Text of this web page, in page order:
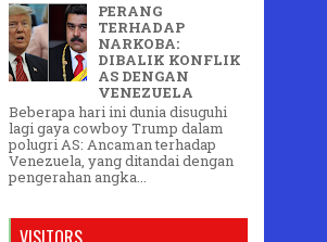
PERANG
TERHADAP
NARKOBA:
DIBALIK KONFLIK
AS DENGAN
VENEZUELA
Beberapa hari ini dunia disuguhi
lagi gaya cowboy Trump dalam
polugri AS: Ancaman terhadap
Venezuela, yang ditandai dengan
pengerahan angka...